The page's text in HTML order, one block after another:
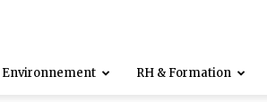
Environnement RH & Formation